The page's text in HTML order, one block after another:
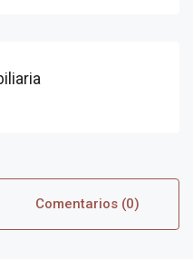
Comentarios (0)